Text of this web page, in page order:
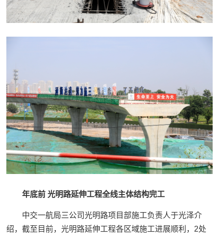
年底前 光明路延伸工程全线主体结构完工
中交一航局三公司光明路项目部施工负责人于光泽介
绍，截至目前，光明路延伸工程各区域施工进展顺利，2处